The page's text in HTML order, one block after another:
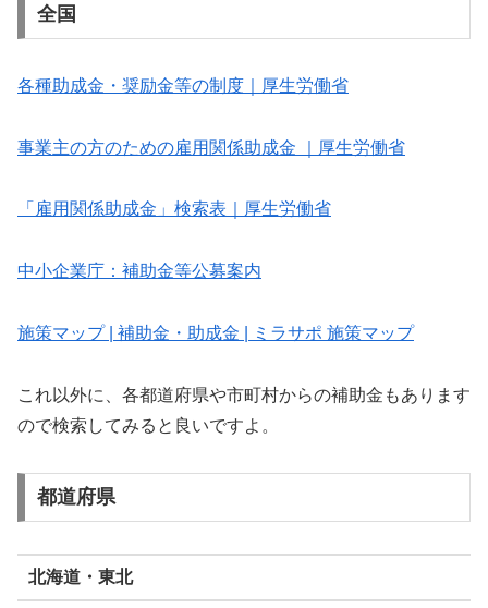
全国
各種助成金・奨励金等の制度｜厚生労働省
事業主の方のための雇用関係助成金 ｜厚生労働省
「雇用関係助成金」検索表｜厚生労働省
中小企業庁：補助金等公募案内
施策マップ | 補助金・助成金 | ミラサポ 施策マップ
これ以外に、各都道府県や市町村からの補助金もあります
ので検索してみると良いですよ。
都道府県
北海道・東北